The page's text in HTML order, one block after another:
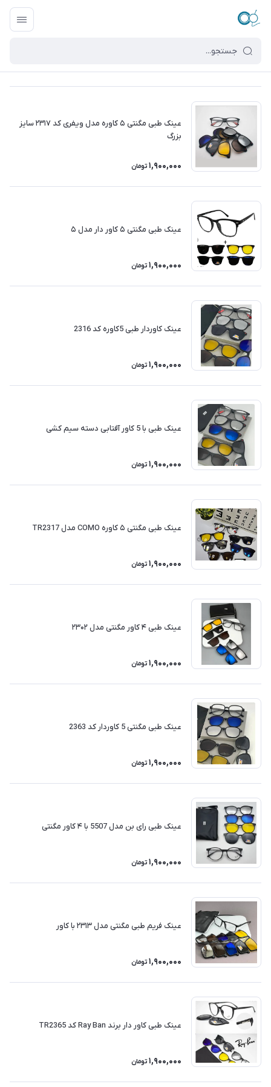
عینک طبی مگنتی ۵ کاوره مدل ویفری کد ۲۳۱۷ سایز
بزرگ
1,900,000 تومان
عینک طبی مگنتی ۵ کاور دار مدل ۵
1,900,000 تومان
عینک کاوردار طبی 5کاوره کد 2316
1,900,000 تومان
عینک طبی با 5 کاور آفتابی دسته سیم کشی
1,900,000 تومان
عینک طبی مگنتی ۵ کاوره COMO مدل TR2317
1,900,000 تومان
عینک طبی ۴ کاور مگنتی مدل ۲۳۰۲
1,900,000 تومان
عینک طبی مگنتی 5 کاوردار کد 2363
1,900,000 تومان
عینک طبی رای بن مدل 5507 با ۴ کاور مگنتی
1,900,000 تومان
عینک فریم طبی مگنتی مدل ۲۳۱۳ با کاور
1,900,000 تومان
عینک طبی کاور دار برند Ray Ban کد TR2365
1,900,000 تومان